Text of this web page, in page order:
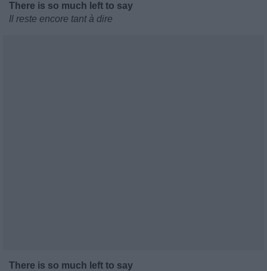
There is so much left to say
Il reste encore tant à dire
There is so much left to say